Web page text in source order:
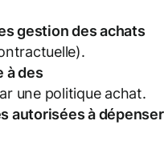
gestion des achats
à des
une politique achat.
autorisées à dépenser